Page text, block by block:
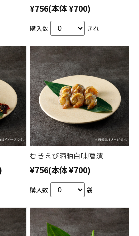
¥756(本体 ¥700)
購入数 きれ
むきえび酒粕白味噌漬
¥756(本体 ¥700)
購入数 袋